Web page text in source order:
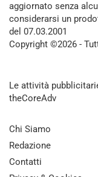
aggiornato senza
considerarsi un
del 07.03.2001
Copyright ©2026 -
Le attività
theCoreAdv
Chi Siamo
Redazione
Contatti